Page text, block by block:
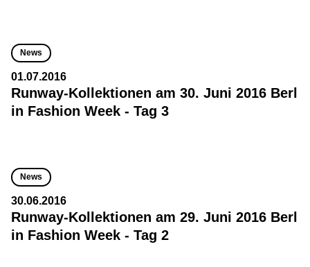
News
01.07.2016
Runway-Kollektionen am 30. Juni 2016 Berl
in Fashion Week - Tag 3
News
30.06.2016
Runway-Kollektionen am 29. Juni 2016 Berl
in Fashion Week - Tag 2